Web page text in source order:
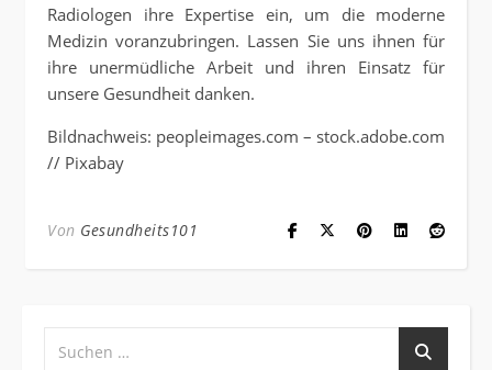
Radiologen ihre Expertise ein, um die moderne
Medizin voranzubringen. Lassen Sie uns ihnen für
ihre unermüdliche Arbeit und ihren Einsatz für
unsere Gesundheit danken.
Bildnachweis: peopleimages.com – stock.adobe.com
// Pixabay
Von Gesundheits101